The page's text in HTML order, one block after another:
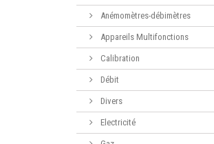
Anémomètres-débimètres
Appareils Multifonctions
Calibration
Débit
Divers
Electricité